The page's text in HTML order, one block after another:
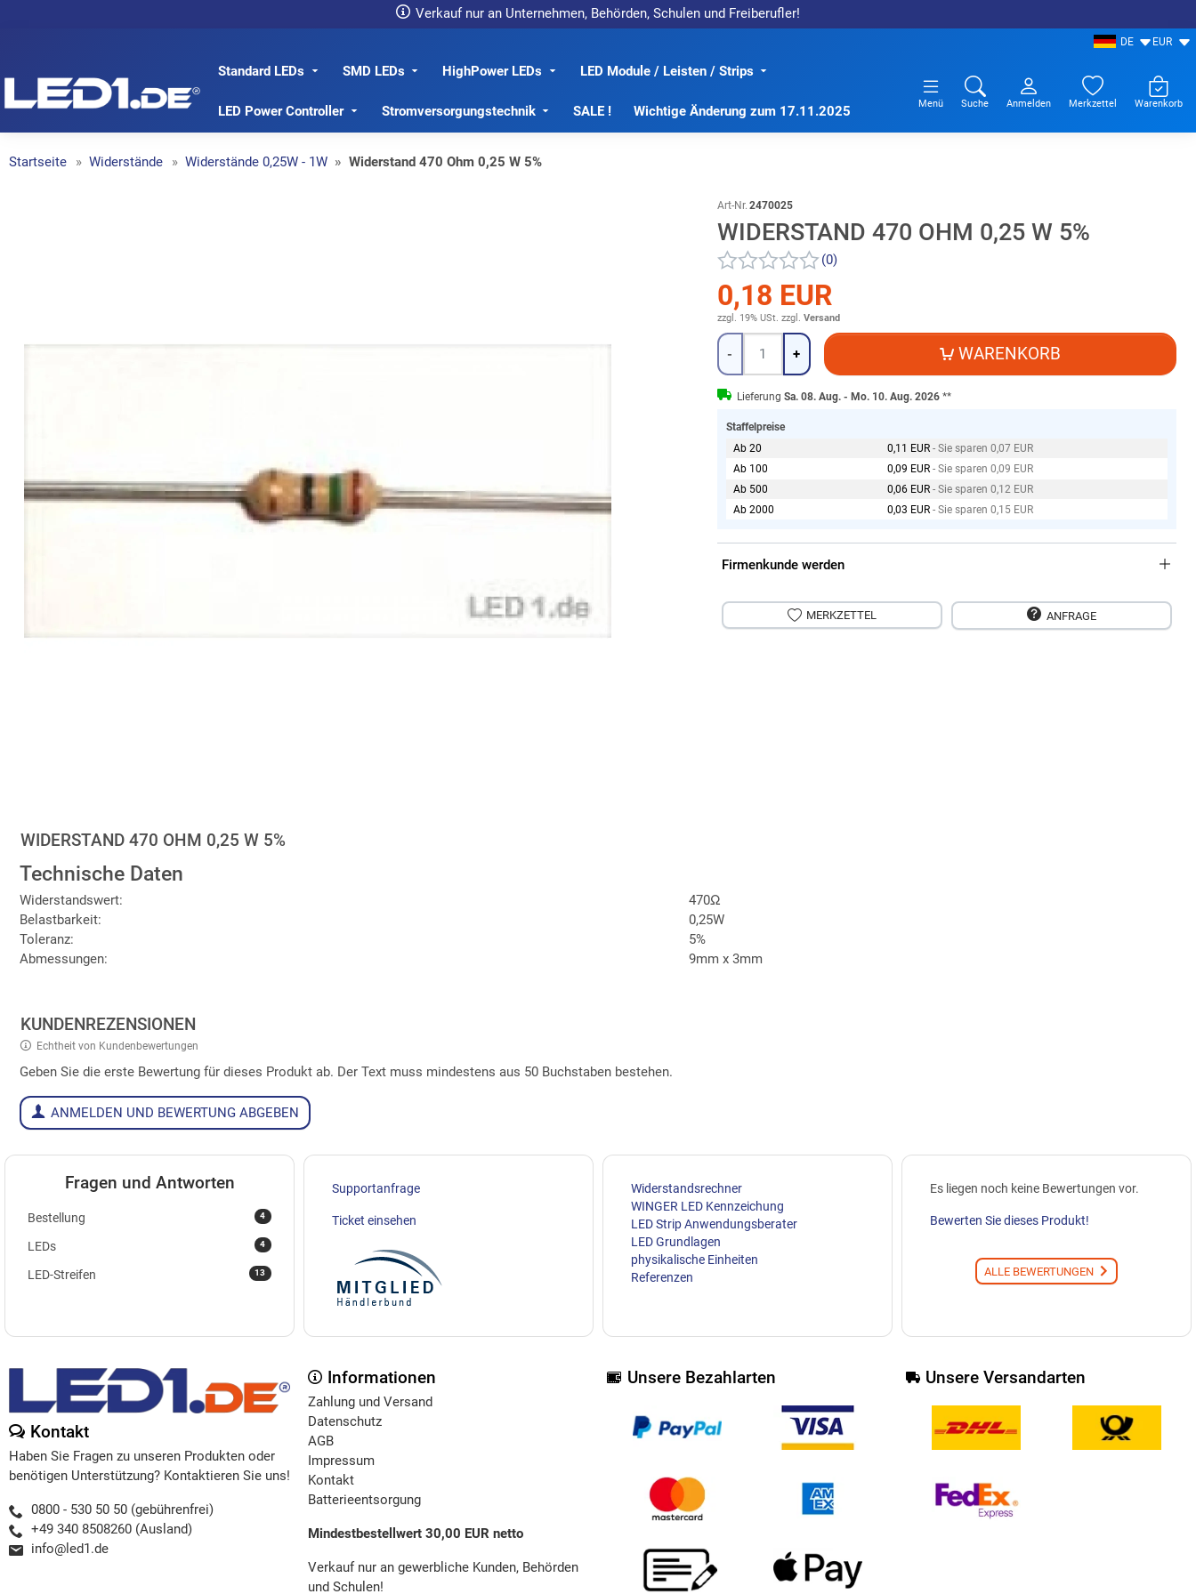
Verkauf nur an Unternehmen, Behörden, Schulen und Freiberufler!
DE EUR
LED1.de® - Fachhandel
Standard LEDs SMD LEDs HighPower LEDs LED Module / Leisten / Strips
LED Power Controller Stromversorgungstechnik SALE ! Wichtige Änderung zum 17.11.2025 Menü Suche Anmelden Merkzettel Warenkorb
Startseite Widerstände Widerstände 0,25W - 1W Widerstand 470 Ohm 0,25 W 5%
Art-Nr. 2470025
WIDERSTAND 470 OHM 0,25 W 5%
(0)
0,18 EUR
zzgl. 19% USt. zzgl. Versand
Menge
- + WARENKORB
Lieferung Sa. 08. Aug. - Mo. 10. Aug. 2026**
Staffelpreise
Ab 20
0,11 EUR - Sie sparen 0,07 EUR
Ab 100
0,09 EUR - Sie sparen 0,09 EUR
Ab 500
0,06 EUR - Sie sparen 0,12 EUR
Ab 2000
0,03 EUR - Sie sparen 0,15 EUR
Firmenkunde werden
MERKZETTEL ANFRAGE
WIDERSTAND 470 OHM 0,25 W 5%
Technische Daten
Widerstandswert:
470Ω
Belastbarkeit:
0,25W
Toleranz:
5%
Abmessungen:
9mm x 3mm
KUNDENREZENSIONEN
Echtheit von Kundenbewertungen
Geben Sie die erste Bewertung für dieses Produkt ab. Der Text muss mindestens aus 50 Buchstaben bestehen.
ANMELDEN UND BEWERTUNG ABGEBEN
Fragen und Antworten
4
Bestellung
4
LEDs
13
LED-Streifen
Supportanfrage
Ticket einsehen
Widerstandsrechner
WINGER LED Kennzeichung
LED Strip Anwendungsberater
LED Grundlagen
physikalische Einheiten
Referenzen
Es liegen noch keine Bewertungen vor.
Bewerten Sie dieses Produkt!
ALLE BEWERTUNGEN
Kontakt
Haben Sie Fragen zu unseren Produkten oder
benötigen Unterstützung? Kontaktieren Sie uns!
0800 - 530 50 50 (gebührenfrei)
+49 340 8508260 (Ausland)
info@led1.de
Informationen
Zahlung und Versand
Datenschutz
AGB
Impressum
Kontakt
Batterieentsorgung
Mindestbestellwert 30,00 EUR netto
Verkauf nur an gewerbliche Kunden, Behörden
und Schulen!
Unsere Bezahlarten Unsere Versandarten